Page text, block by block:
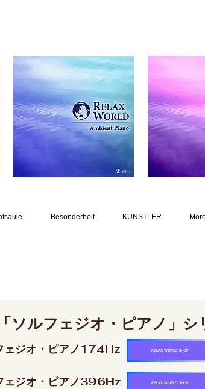
Besonderheit KÜNSTLER More
ソルフェジオ・ピアノ」シ
ェジオ・ピアノ174Hz RELAX WORLD SHOP
ェジオ・ピアノ396Hz RELAX WORLD SHOP